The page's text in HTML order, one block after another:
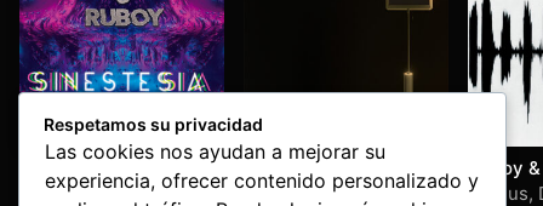
Sinestesia
Dj Pito NKN,Ruboy
Dan Mayler
Dj Javi May
Ruboy
Isolda –
Dj Plus,
Respetamos su privacidad
Las cookies nos ayudan a mejorar su
experiencia, ofrecer contenido personalizado y